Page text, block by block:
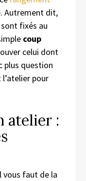
Autrement dit,
fixés au
coup
celui dont
plus question
pour
atelier :
vous faut de la